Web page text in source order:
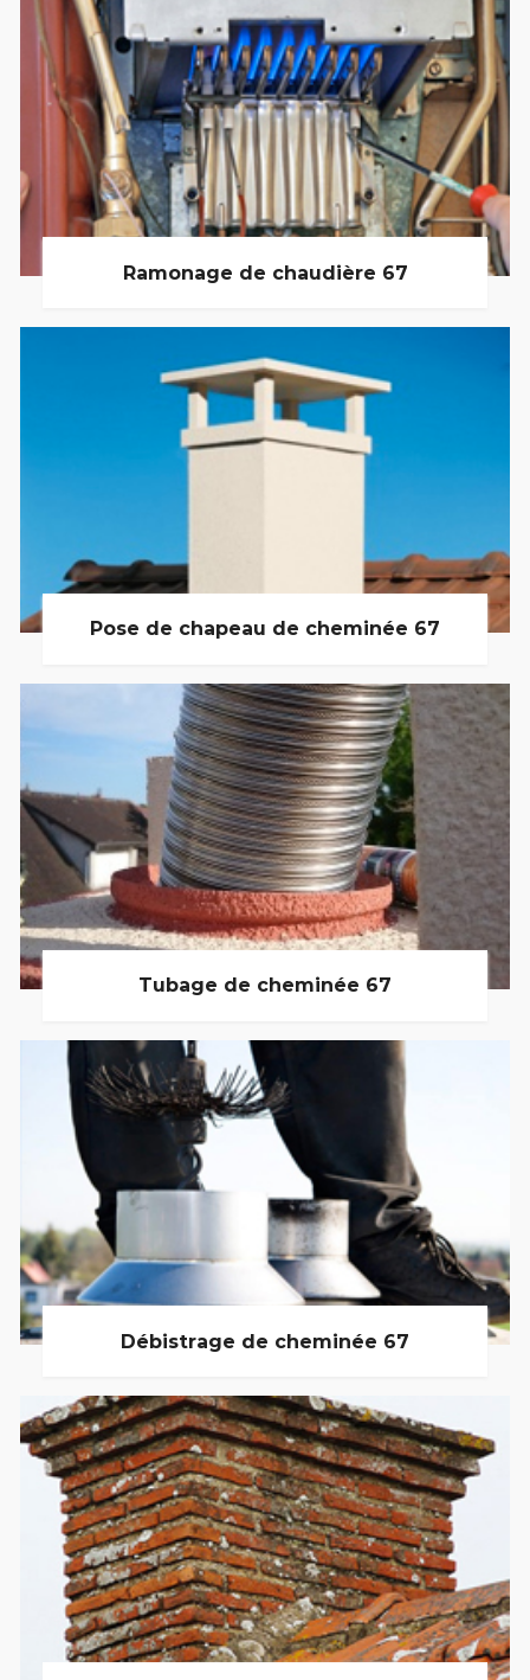
Ramonage de chaudière 67
Pose de chapeau de cheminée 67
Tubage de cheminée 67
Débistrage de cheminée 67